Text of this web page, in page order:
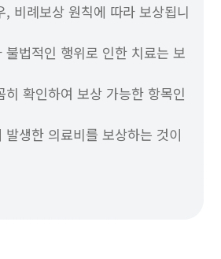
, 비례보상 원칙에 따라 보상됩니
불법적인 행위로 인한 치료는 보
확인하여 보상 가능한 항목인
생한 의료비를 보상하는 것이